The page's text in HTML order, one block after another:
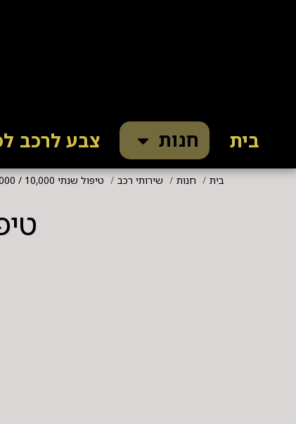
בית חנות צבע לרכב
בית חנות שירותי רכב טיפול שנתי 10,000 / 15,000